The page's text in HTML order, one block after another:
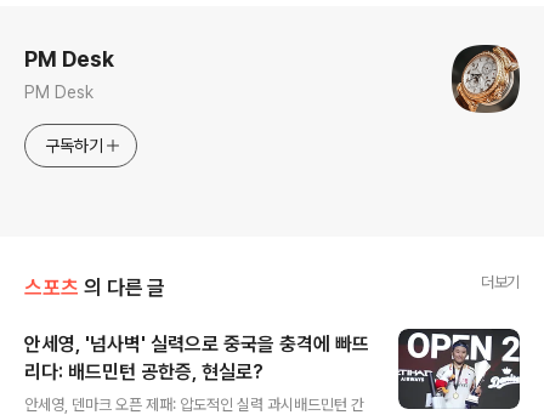
PM Desk
PM Desk
구독하기
스포츠 의 다른 글 더보기
안세영, '넘사벽' 실력으로 중국을 충격에 빠뜨
리다: 배드민턴 공한증, 현실로?
안세영, 덴마크 오픈 제패: 압도적인 실력 과시배드민턴 간